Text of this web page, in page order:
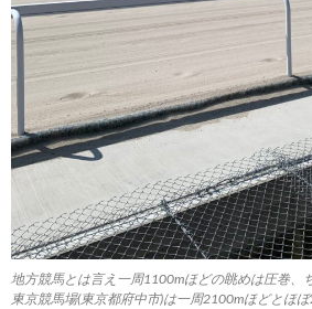
地方競馬とは言え一周1100mほどの眺めは圧巻、
東京競馬場(東京都府中市)は一周2100mほどとほ